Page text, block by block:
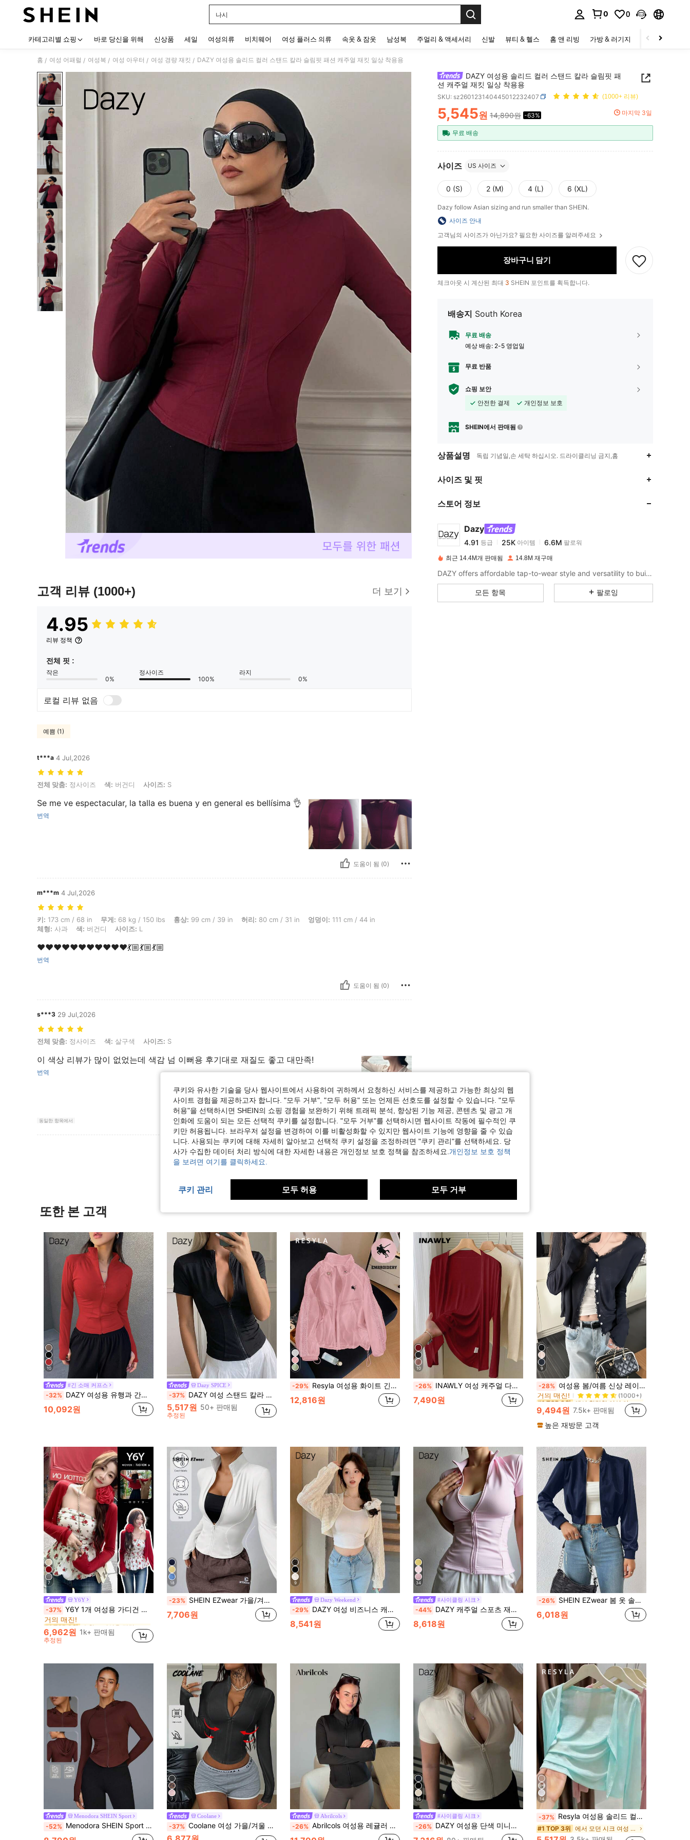
나시
0 0
카테고리별 쇼핑 바로 당신을 위해 신상품 세일 여성의류 비치웨어 여성 플러스 의류 속옷 & 잠옷 남성복 주얼리 & 액세서리 신발 뷰티 & 헬스 홈 앤 리빙 가방 & 러기지 스포츠 & 아웃
홈 / 여성 어패럴 / 여성복 / 여성 아우터 / 여성 경량 재킷 / DAZY 여성용 솔리드 컬러 스탠드 칼라 슬림핏 패션 캐주얼 재킷 일상 착용용
고객 리뷰 (1000+) 더 보기
4.95
리뷰 정책
전체 핏 :
작은
0%
정사이즈
100%
라지
0%
로컬 리뷰 없음
예쁨 (1)
t***a 4 Jul,2026
전체 맞춤: 정사이즈, 색: 버건디, 사이즈: S
전체 맞춤: 정사이즈 색: 버건디 사이즈: S
Se me ve espectacular, la talla es buena y en general es bellísima 👌
번역
도움이 됨 (0)
m***m 4 Jul,2026
키: 173 cm / 68 in, 무게: 68 kg / 150 lbs, 흉상: 99 cm / 39 in, 허리: 80 cm / 31 in, 엉덩이: 111 cm / 44 in, 체형: 사과, 색: 버건디, 사이즈: L
키: 173 cm / 68 in 무게: 68 kg / 150 lbs 흉상: 99 cm / 39 in 허리: 80 cm / 31 in 엉덩이: 111 cm / 44 in
체형: 사과 색: 버건디 사이즈: L
❤️❤️❤️❤️❤️❤️❤️❤️❤️❤️❤️💃🏼💃🏼💃🏼
번역
도움이 됨 (0)
s***3 29 Jul,2026
전체 맞춤: 정사이즈, 색: 살구색, 사이즈: S
전체 맞춤: 정사이즈 색: 살구색 사이즈: S
이 색상 리뷰가 많이 없었는데 색감 넘 이뻐용 후기대로 재질도 좋고 대만족!
번역
동일한 항목에서 도움이 됨 (0)
리뷰 더 보기
DAZY 여성용 솔리드 컬러 스탠드 칼라 슬림핏 패
션 캐주얼 재킷 일상 착용용
SKU: sz260123140445012232407 (1000+ 리뷰)
PRICE AND AVAILABILITY
5,545원 14,890원 -63% 마지막 3일
무료 배송
사이즈 US 사이즈
0 (S) 2 (M) 4 (L) 6 (XL)
Dazy follow Asian sizing and run smaller than SHEIN.
사이즈 안내
고객님의 사이즈가 아닌가요? 필요한 사이즈를 알려주세요
장바구니 담기
체크아웃 시 계산된 최대 3 SHEIN 포인트를 획득합니다.
배송지 South Korea
무료 배송
예상 배송: 2-5 영업일
무료 반품
쇼핑 보안
안전한 결제
개인정보 보호
SHEIN에서 판매됨
상품설명 독립 기념일,손 세탁 하십시오. 드라이클리닝 금지,홈
사이즈 및 핏
스토어 정보
Dazy
4.91
4.91등급 25K
t***6 이(가)하루 전에지불됨
4.91 25K
최근 14.4M개 판매됨 14.8M 재구매
DAZY offers affordable tap-to-wear style and versatility to build girls' ultimate wardrobe which helps you wear your confidence exactly the way you choose to.
모든 항목 팔로잉
또한 본 고객
10
#긴 소매 커프스
-32% DAZY 여성용 유행과 간단한 스탠드 칼라 허리 끈으로 인체에 맞는 슬림핏 자켓
10,092원
Dazy SPICE
-37% DAZY 여성 스탠드 칼라 반팔 가디건, 슬림핏 캐주얼 얇은 재킷 여름
5,517원 50+ 판매됨
추정된
-29% Resyla 여성용 화이트 긴소매 경량 바람막이 재킷, 야외 캐주얼
12,816원
10
-26% INAWLY 여성 캐주얼 다용도 단색 경량 재킷
7,490원
9
-28% 여성용 봄/여름 신상 레이스 패치워크 플로럴 트림 소프트 니트 가디건 경량 재킷, 편안한 스타일
#1 TOP 3위 에서 헐렁한 여성 아우터웨어
거의 매진!
(1000+)
#1 TOP 3위
에서 헐렁한 여성 아우터웨어
거의 매진! (1000+)
#1 TOP 3위 에서 헐렁한 여성 아우터웨어
거의 매진!
(1000+)
#1 TOP 3위
에서 헐렁한 여성 아우터웨어
거의 매진!
9,494원 7.5k+ 판매됨
높은 재방문 고객
7
Y6Y
-37% Y6Y 1개 여성용 가디건 긴팔 니트 크롭 재킷, 신축성 좋고 가벼움, 캐미솔과 레이어드하기 좋음 봄 레드
#1 TOP 3위
거의 매진!
#1 TOP 3위
거의 매진!
#1 TOP 3위
거의 매진!
#1 TOP 3위 수확고 여성용 경량 재킷
거의 매진!
6,962원 1k+ 판매됨
추정된
18
-23% SHEIN EZwear 가을/겨울 여성용 화이트 니트 자외선 차단 재킷
7,706원
9
Dazy Weekend
-29% DAZY 여성 비즈니스 캐주얼 숄 칼라 재킷
8,541원
34
#사이클링 시크
-44% DAZY 캐주얼 스포츠 재킷 반팔 여성용 경량 여름 아우터 여성 코트
8,618원
-26% SHEIN EZwear 봄 옷 솔리드 지퍼 업 크롭 봄버 재킷 가을/겨울
6,018원
Menodora SHEIN Sport
-52% Menodora SHEIN Sport 여성용 단색 후드 피트 스포츠 재킷
7
Coolane
-37% Coolane 여성 가을/겨울 미니멀리스트 스트리트웨어 캐주얼 기본 데일리 웨어 공항 갸루 스포츠웨어 신축성 있는 뷔스티에 터틀넥 자외선 차단 요가 코트
Abrilcols
-26% Abrilcols 여성용 레귤러 핏 캐주얼 스포츠 지퍼업 봄버 재킷, 봄, 가을 여성 의류 여성 코트
16
#사이클링 시크
-26% DAZY 여성용 단색 미니멀리스트 캐주얼 지퍼업 반팔 티셔츠
14
-37% Resyla 여성용 솔리드 컬러 캐주얼 경량 가디건, 봄/여름
#1 TOP 3위 에서 모던 시크 여성 니트웨어
쿠키와 유사한 기술을 당사 웹사이트에서 사용하여 귀하께서 요청하신 서비스를 제공하고 가능한 최상의 웹
사이트 경험을 제공하고자 합니다. "모두 거부", "모두 허용" 또는 언제든 선호도를 설정할 수 있습니다. "모두
허용"을 선택하시면 SHEIN의 쇼핑 경험을 보완하기 위해 트래픽 분석, 향상된 기능 제공, 콘텐츠 및 광고 개
인화에 도움이 되는 모든 선택적 쿠키를 설정합니다. "모두 거부"를 선택하시면 웹사이트 작동에 필수적인 쿠
키만 허용됩니다. 브라우저 설정을 변경하여 이를 비활성화할 수 있지만 웹사이트 기능에 영향을 줄 수 있습
니다. 사용되는 쿠키에 대해 자세히 알아보고 선택적 쿠키 설정을 조정하려면 "쿠키 관리"를 선택하세요. 당
사가 수집한 데이터 처리 방식에 대한 자세한 내용은 개인정보 보호 정책을 참조하세요. 개인정보 보호 정책
을 보려면 여기를 클릭하세요.
쿠키 관리 모두 허용 모두 거부